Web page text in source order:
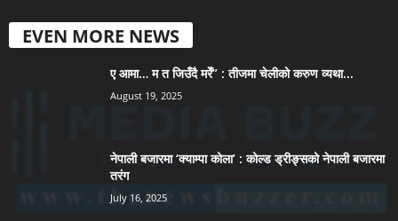
EVEN MORE NEWS
ए आमा… म त जिउँदै मरेँ” : तीजमा चेलीको करुण व्यथा...
August 19, 2025
नेपाली बजारमा ‘क्याम्पा कोला’ : कोल्ड ड्रीङ्सको नेपाली बजारमा
तरंग
July 16, 2025